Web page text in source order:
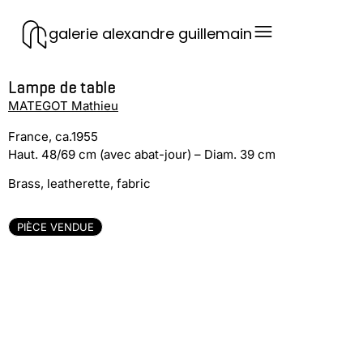
galerie alexandre guillemain
Lampe de table
MATEGOT Mathieu
France, ca.1955
Haut. 48/69 cm (avec abat-jour) – Diam. 39 cm
Brass, leatherette, fabric
PIÈCE VENDUE